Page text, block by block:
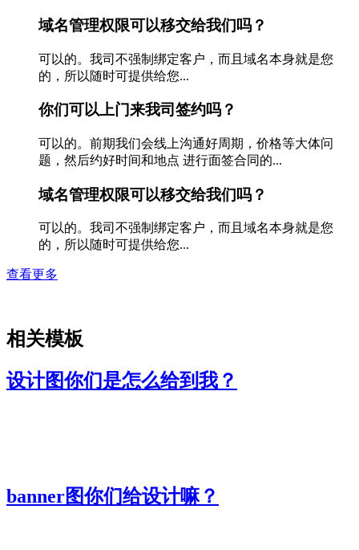
域名管理权限可以移交给我们吗？
可以的。我司不强制绑定客户，而且域名本身就是您
的，所以随时可提供给您...
你们可以上门来我司签约吗？
可以的。前期我们会线上沟通好周期，价格等大体问
题，然后约好时间和地点 进行面签合同的...
域名管理权限可以移交给我们吗？
可以的。我司不强制绑定客户，而且域名本身就是您
的，所以随时可提供给您...
查看更多
相关模板
设计图你们是怎么给到我？
banner图你们给设计嘛？